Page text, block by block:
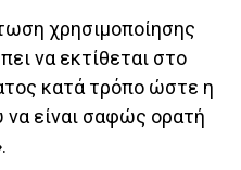
χρησιμοποίησης
να εκτίθεται στο
κατά τρόπο ώστε η
να είναι σαφώς ορατή